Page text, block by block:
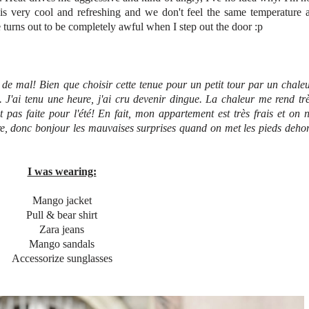
very cool and refreshing and we don't feel the same temperature
out to be completely awful when I step out the door :p
mal! Bien que choisir cette tenue pour un petit tour par un
J'ai tenu une heure, j'ai cru devenir dingue. La chaleur me rend
pas faite pour l'été! En fait, mon appartement est très frais et on
donc bonjour les mauvaises surprises quand on met les pieds
I was wearing:
Mango jacket
Pull & bear shirt
Zara jeans
Mango sandals
Accessorize sunglasses